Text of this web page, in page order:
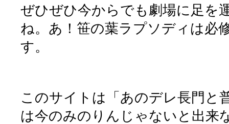
ぜひぜひ今からでも劇場に足を
ね。あ！笹の葉ラプソディは必
す。
このサイトは「あのデレ長門と
は今のみのりんじゃないと出来